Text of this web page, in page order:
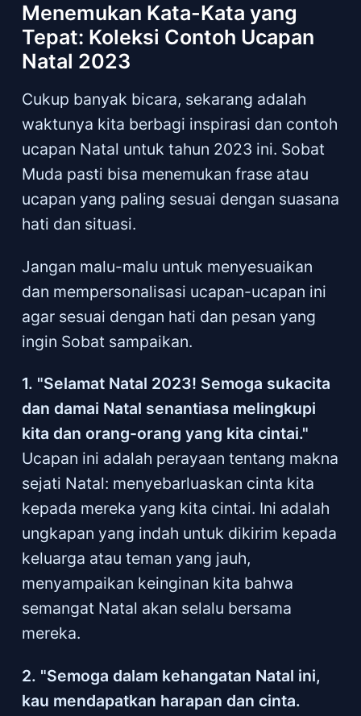
Menemukan Kata-Kata yang
Tepat: Koleksi Contoh Ucapan
Natal 2023
Cukup banyak bicara, sekarang adalah
waktunya kita berbagi inspirasi dan contoh
ucapan Natal untuk tahun 2023 ini. Sobat
Muda pasti bisa menemukan frase atau
ucapan yang paling sesuai dengan suasana
hati dan situasi.
Jangan malu-malu untuk menyesuaikan
dan mempersonalisasi ucapan-ucapan ini
agar sesuai dengan hati dan pesan yang
ingin Sobat sampaikan.
1. "Selamat Natal 2023! Semoga sukacita
dan damai Natal senantiasa melingkupi
kita dan orang-orang yang kita cintai."
Ucapan ini adalah perayaan tentang makna
sejati Natal: menyebarluaskan cinta kita
kepada mereka yang kita cintai. Ini adalah
ungkapan yang indah untuk dikirim kepada
keluarga atau teman yang jauh,
menyampaikan keinginan kita bahwa
semangat Natal akan selalu bersama
mereka.
2. "Semoga dalam kehangatan Natal ini,
kau mendapatkan harapan dan cinta.